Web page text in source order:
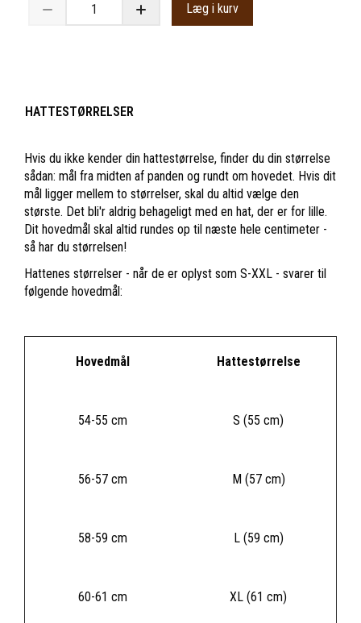
Læg i kurv
HATTESTØRRELSER
Hvis du ikke kender din hattestørrelse, finder du din størrelse
sådan: mål fra midten af panden og rundt om hovedet. Hvis dit
mål ligger mellem to størrelser, skal du altid vælge den
største. Det bli'r aldrig behageligt med en hat, der er for lille.
Dit hovedmål skal altid rundes op til næste hele centimeter -
så har du størrelsen!
Hattenes størrelser - når de er oplyst som S-XXL - svarer til
følgende hovedmål:
Hovedmål Hattestørrelse
54-55 cm S (55 cm)
56-57 cm M (57 cm)
58-59 cm L (59 cm)
60-61 cm XL (61 cm)